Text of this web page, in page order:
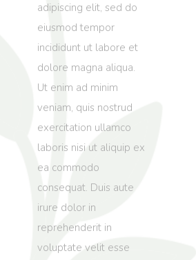
adipiscing elit, sed do
eiusmod tempor
incididunt ut labore et
dolore magna aliqua.
Ut enim ad minim
veniam, quis nostrud
exercitation ullamco
laboris nisi ut aliquip ex
ea commodo
consequat. Duis aute
irure dolor in
reprehenderit in
voluptate velit esse